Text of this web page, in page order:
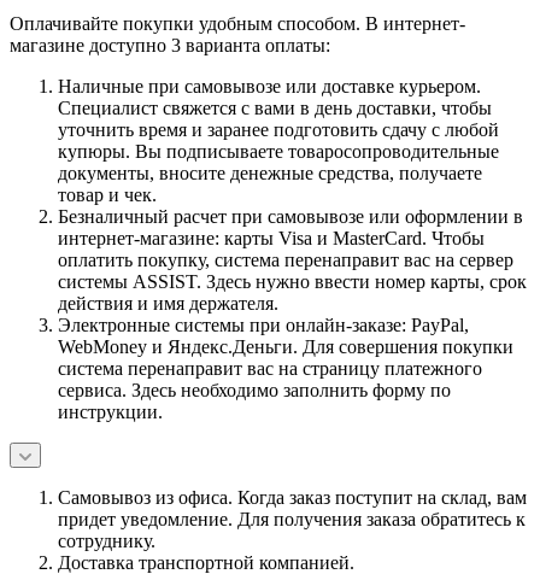
Оплачивайте покупки удобным способом. В интернет-
магазине доступно 3 варианта оплаты:
Наличные при самовывозе или доставке курьером.
Специалист свяжется с вами в день доставки, чтобы
уточнить время и заранее подготовить сдачу с любой
купюры. Вы подписываете товаросопроводительные
документы, вносите денежные средства, получаете
товар и чек.
Безналичный расчет при самовывозе или оформлении в
интернет-магазине: карты Visa и MasterCard. Чтобы
оплатить покупку, система перенаправит вас на сервер
системы ASSIST. Здесь нужно ввести номер карты, срок
действия и имя держателя.
Электронные системы при онлайн-заказе: PayPal,
WebMoney и Яндекс.Деньги. Для совершения покупки
система перенаправит вас на страницу платежного
сервиса. Здесь необходимо заполнить форму по
инструкции.
Самовывоз из офиса. Когда заказ поступит на склад, вам
придет уведомление. Для получения заказа обратитесь к
сотруднику.
Доставка транспортной компанией.